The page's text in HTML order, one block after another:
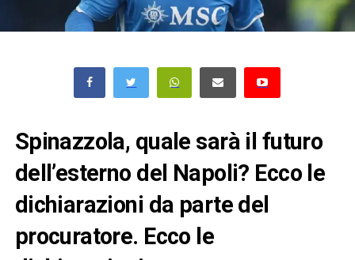
Spinazzola, quale sarà il futuro
dell’esterno del Napoli? Ecco le
dichiarazioni da parte del
procuratore. Ecco le